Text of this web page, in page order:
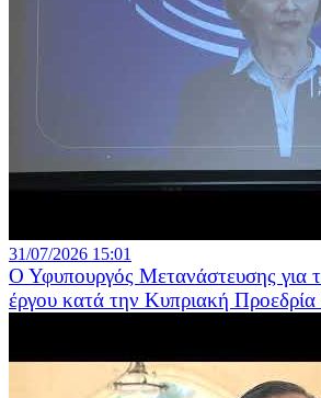
31/07/2026 15:01
Ο Υφυπουργός Μετανάστευσης για
έργου κατά την Κυπριακή